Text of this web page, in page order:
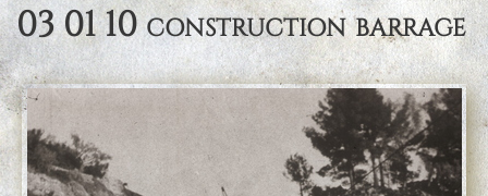
03 01 10 construction barrage